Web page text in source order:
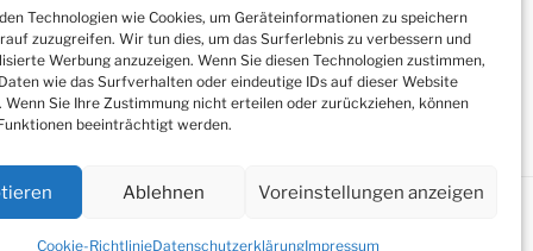
Technologien wie Cookies, um Geräteinformationen zu speichern
zuzugreifen. Wir tun dies, um das Surferlebnis zu verbessern und
Werbung anzuzeigen. Wenn Sie diesen Technologien zustimmen,
wie das Surfverhalten oder eindeutige IDs auf dieser Website
Sie Ihre Zustimmung nicht erteilen oder zurückziehen, können
beeinträchtigt werden.
Ablehnen Voreinstellungen anzeigen
Cookie-RichtlinieDatenschutzerklärungImpressum